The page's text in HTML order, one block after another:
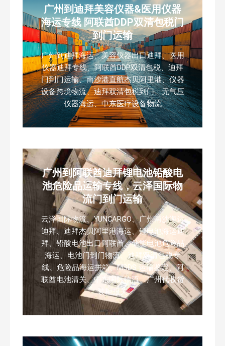
广州到迪拜美容仪器&医用仪器
海运专线 阿联酋DDP双清包税门
到门运输
广州到迪拜海运、美容仪器出口迪拜、医用
仪器迪拜专线、阿联酋DDP双清包税、迪拜
门到门运输、南沙港直航杰贝阿里港、仪器
设备跨境物流、迪拜双清包税到门、无气压
仪器海运、中东医疗设备物流
广州到阿联酋迪拜锂电池铅酸电
池危险品运输专线，云泽国际物
流门到门运输
云泽国际物流、YUNCARGO、广州南沙海运
迪拜、迪拜杰贝阿里港海运、锂电池海运迪
拜、铅酸电池出口阿联酋、储能电池危险品
海运、电池门到门物流、迪拜双清包税专
线、危险品海运拼箱、MSDS 运输鉴定、阿
联酋电池清关、中东国际物流、广州代收货
装柜报关